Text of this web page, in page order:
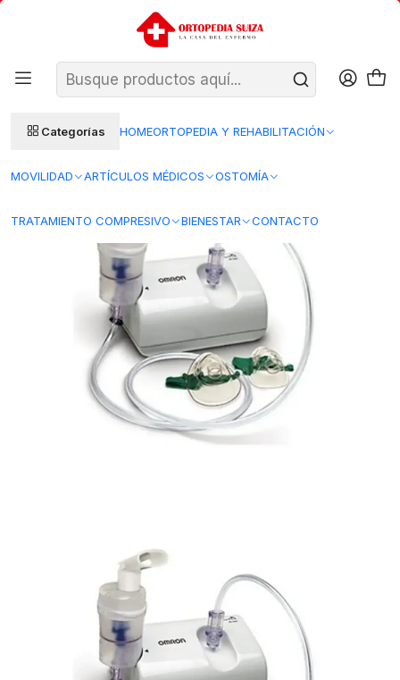
Categorías HOMEORTOPEDIA Y REHABILITACIÓN
MOVILIDAD ARTÍCULOS MÉDICOS OSTOMÍA
TRATAMIENTO COMPRESIVO BIENESTAR CONTACTO
SANTIAGO: ENTREGA AL DÍA HÁBIL SIGUIENTE (L–V)
REGIONES 48–72 HORAS HÁBILES
Insumos Medicos Terapia Respiratoria
Nebulizacion y Administracion de medicamentos
NE- C801 - Nebulizador para Adulto - Omron